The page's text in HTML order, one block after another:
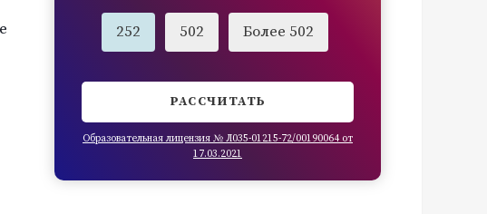
252 502 Более 502
РАССЧИТАТЬ
Образовательная лицензия № Л035-01215-72/00190064 от
17.03.2021